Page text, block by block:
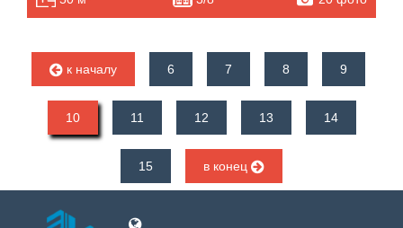
к началу 6 7 8 9
10 11 12 13 14
15 в конец